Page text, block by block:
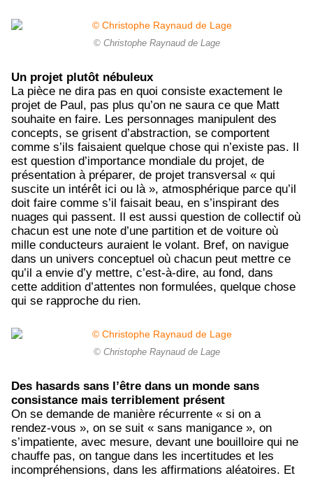
© Christophe Raynaud de Lage
Un projet plutôt nébuleux
La pièce ne dira pas en quoi consiste exactement le
projet de Paul, pas plus qu’on ne saura ce que Matt
souhaite en faire. Les personnages manipulent des
concepts, se grisent d’abstraction, se comportent
comme s’ils faisaient quelque chose qui n’existe pas. Il
est question d’importance mondiale du projet, de
présentation à préparer, de projet transversal « qui
suscite un intérêt ici ou là », atmosphérique parce qu’il
doit faire comme s’il faisait beau, en s’inspirant des
nuages qui passent. Il est aussi question de collectif où
chacun est une note d’une partition et de voiture où
mille conducteurs auraient le volant. Bref, on navigue
dans un univers conceptuel où chacun peut mettre ce
qu’il a envie d’y mettre, c’est-à-dire, au fond, dans
cette addition d’attentes non formulées, quelque chose
qui se rapproche du rien.
© Christophe Raynaud de Lage
Des hasards sans l’être dans un monde sans
consistance mais terriblement présent
On se demande de manière récurrente « si on a
rendez-vous », on se suit « sans manigance », on
s’impatiente, avec mesure, devant une bouilloire qui ne
chauffe pas, on tangue dans les incertitudes et les
incompréhensions, dans les affirmations aléatoires. Et